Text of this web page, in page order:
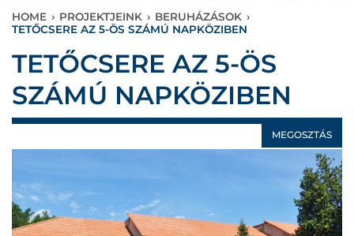
HOME › PROJEKTJEINK › BERUHÁZÁSOK ›
TETŐCSERE AZ 5-ÖS SZÁMÚ NAPKÖZIBEN
TETŐCSERE AZ 5-ÖS
SZÁMÚ NAPKÖZIBEN
MEGOSZTÁS